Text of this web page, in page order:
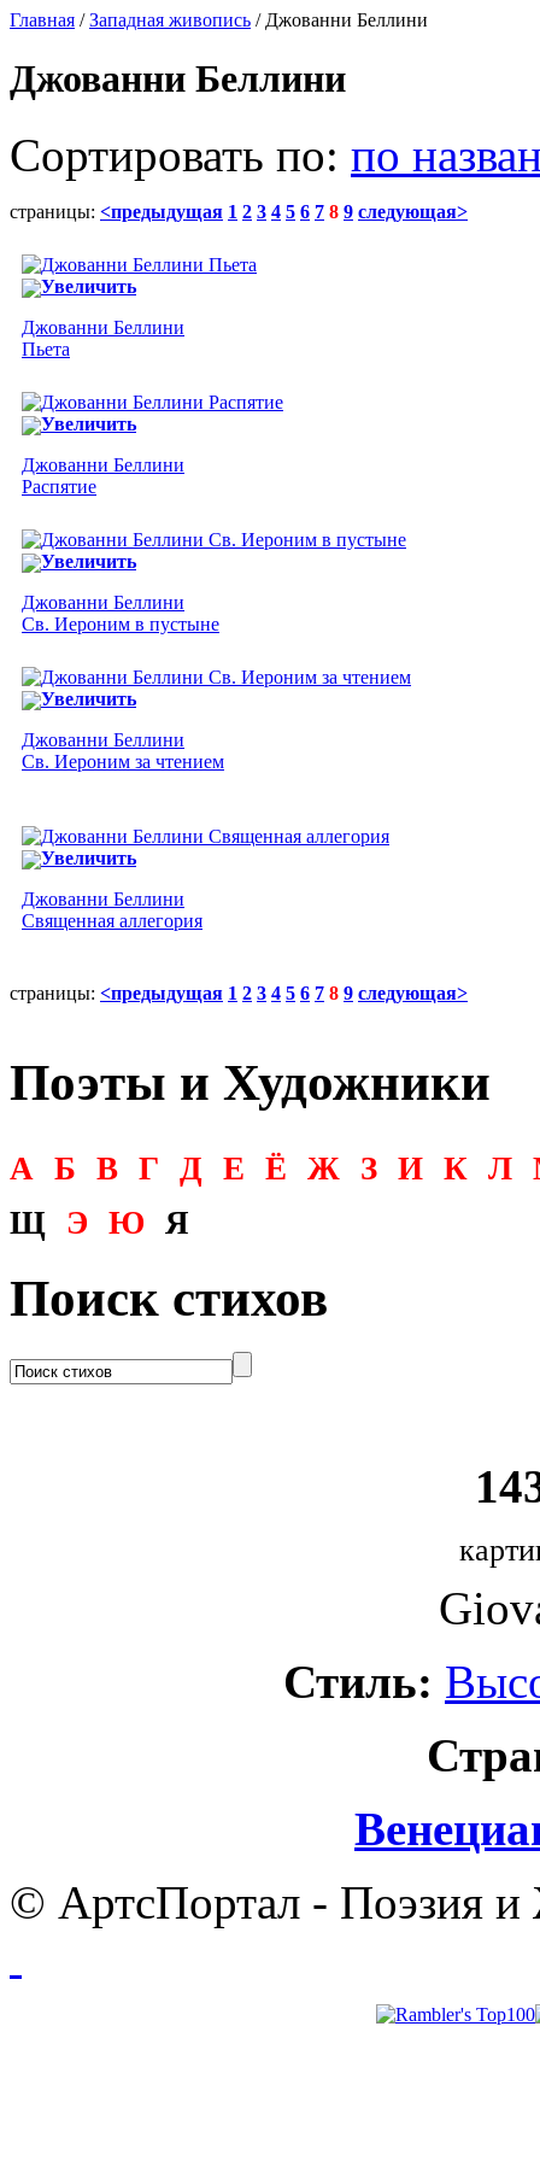
Главная /Западная живопись / Джованни Беллини
Джованни Беллини
Сортировать по: по
страницы: <предыдущая 1 2 3 4 5 6 7 8 9 следующая>
Увеличить
Джованни Беллини
Пьета
Увеличить
Джованни Беллини
Распятие
Увеличить
Джованни Беллини
Св. Иероним в пустыне
Увеличить
Джованни Беллини
Св. Иероним за чтением
Увеличить
Джованни Беллини
Священная аллегория
страницы: <предыдущая 1 2 3 4 5 6 7 8 9 следующая>
Поэты и Художники
А Б В Г Д Е Ё Ж З И К Л
Щ
Э Ю Я
Поиск стихов
Стиль:
© АртсПортал - Поэзия